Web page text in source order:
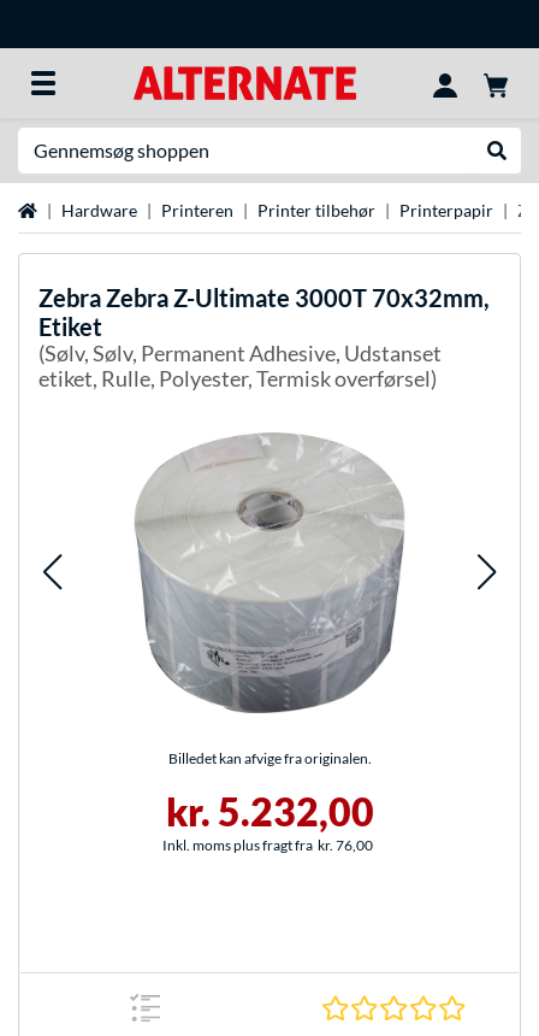
StartsideHardware Printeren Printer tilbehør Printerpapir
ZebraZebra Z-Ultimate 3000T 70x32mm,
Etiket
(Sølv, Sølv, Permanent Adhesive, Udstanset
etiket, Rulle, Polyester, Termisk overførsel)
Billedet kan afvige fra originalen.
kr. 5.232,00
Inkl. moms plus fragt fra kr. 76,00